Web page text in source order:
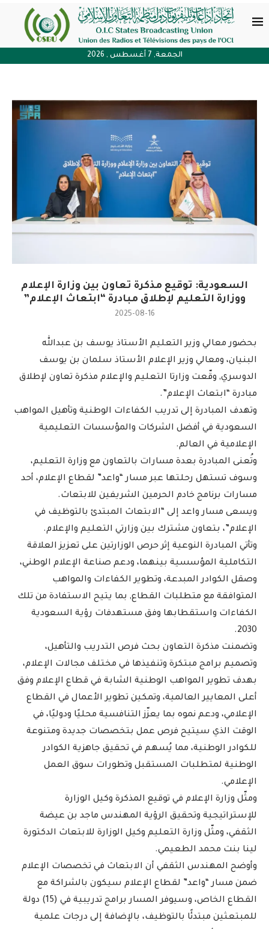
الجمعة, 7 أغسطس , 2026
السعودية: توقيع مذكرة تعاون بين وزارة الإعلام
ووزارة التعليم لإطلاق مبادرة “ابتعاث الإعلام”
2025-08-16
بحضور معالي وزير التعليم الأستاذ يوسف بن عبدالله
البنيان، ومعالي وزير الإعلام الأستاذ سلمان بن يوسف
الدوسري, وقّعت وزارتا التعليم والإعلام مذكرة تعاون لإطلاق
مبادرة “ابتعاث الإعلام”.
وتهدف المبادرة إلى تدريب الكفاءات الوطنية وتأهيل المواهب
السعودية في أفضل الشركات والمؤسسات التعليمية
الإعلامية في العالم.
وتُعنى المبادرة بعدة مسارات بالتعاون مع وزارة التعليم،
وسوف تستهل رحلتها عبر مسار “واعد” لقطاع الإعلام، أحد
مسارات برنامج خادم الحرمين الشريفين للابتعاث.
ويسعى مسار واعد إلى “الابتعاث المبتدئ بالتوظيف في
الإعلام”، بتعاون مشترك بين وزارتي التعليم والإعلام.
وتأتي المبادرة النوعية إثر حرص الوزارتين على تعزيز العلاقة
التكاملية المؤسسية بينهما، ودعم صناعة الإعلام الوطني،
وصقل الكوادر المبدعة، وتطوير الكفاءات والمواهب
المتوافقة مع متطلبات القطاع, بما يتيح الاستفادة من تلك
الكفاءات واستقطابها وفق مستهدفات رؤية السعودية
2030.
وتضمنت مذكرة التعاون بحث فرص التدريب والتأهيل،
وتصميم برامج مبتكرة وتنفيذها في مختلف مجالات الإعلام،
بهدف تطوير المواهب الوطنية الشابة في قطاع الإعلام وفق
أعلى المعايير العالمية، وتمكين تطوير الأعمال في القطاع
الإعلامي، ودعم نموه بما يعزّز التنافسية محليًا ودوليًا، في
الوقت الذي سيتيح فرص عمل بتخصصات جديدة ومتنوعة
للكوادر الوطنية، مما يُسهم في تحقيق جاهزية الكوادر
الوطنية لمتطلبات المستقبل وتطورات سوق العمل
الإعلامي.
ومثّل وزارة الإعلام في توقيع المذكرة وكيل الوزارة
للإستراتيجية وتحقيق الرؤية المهندس ماجد بن عيضة
الثقفي، ومثّل وزارة التعليم وكيل الوزارة للابتعاث الدكتورة
لينا بنت محمد الطعيمي.
وأوضح المهندس الثقفي أن الابتعاث في تخصصات الإعلام
ضمن مسار “واعد” لقطاع الإعلام سيكون بالشراكة مع
القطاع الخاص، وسيوفر المسار برامج تدريبية في (15) دولة
للمبتعثين مبتدئًا بالتوظيف، بالإضافة إلى درجات علمية